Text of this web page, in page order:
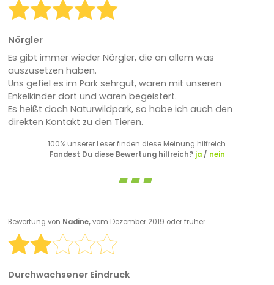
Nörgler
Es gibt immer wieder Nörgler, die an allem was
auszusetzen haben.
Uns gefiel es im Park sehrgut, waren mit unseren
Enkelkinder dort und waren begeistert.
Es heißt doch Naturwildpark, so habe ich auch den
direkten Kontakt zu den Tieren.
100% unserer Leser finden diese Meinung hilfreich.
Fandest Du diese Bewertung hilfreich? ja/ nein
Bewertung von Nadine,vom Dezember 2019 oder früher
Durchwachsener Eindruck